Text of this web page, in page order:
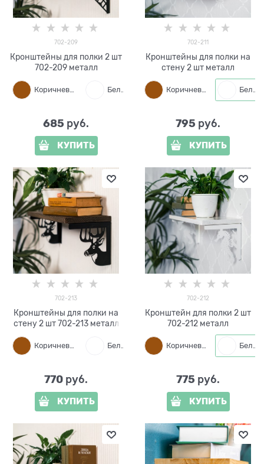
702-209
Кронштейны для полки 2 шт
702-209 металл
Коричневый Белый Черный
685 руб.
КУПИТЬ
702-211
Кронштейны для полки на
стену 2 шт металл
Коричневый Белый
795 руб.
КУПИТЬ
702-213
Кронштейны для полки на
стену 2 шт 702-213 металл
Коричневый Белый Черный
770 руб.
КУПИТЬ
702-212
Кронштейн для полки 2 шт
702-212 металл
Коричневый Белый
775 руб.
КУПИТЬ